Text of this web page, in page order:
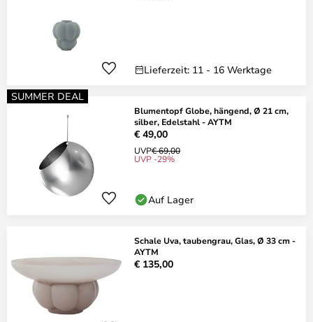
Lieferzeit: 11 - 16 Werktage
SUMMER DEAL
Blumentopf Globe, hängend, Ø 21 cm,
silber, Edelstahl - AYTM
€ 49,00
UVP€ 69,00
UVP -29%
Auf Lager
Schale Uva, taubengrau, Glas, Ø 33 cm -
AYTM
€ 135,00